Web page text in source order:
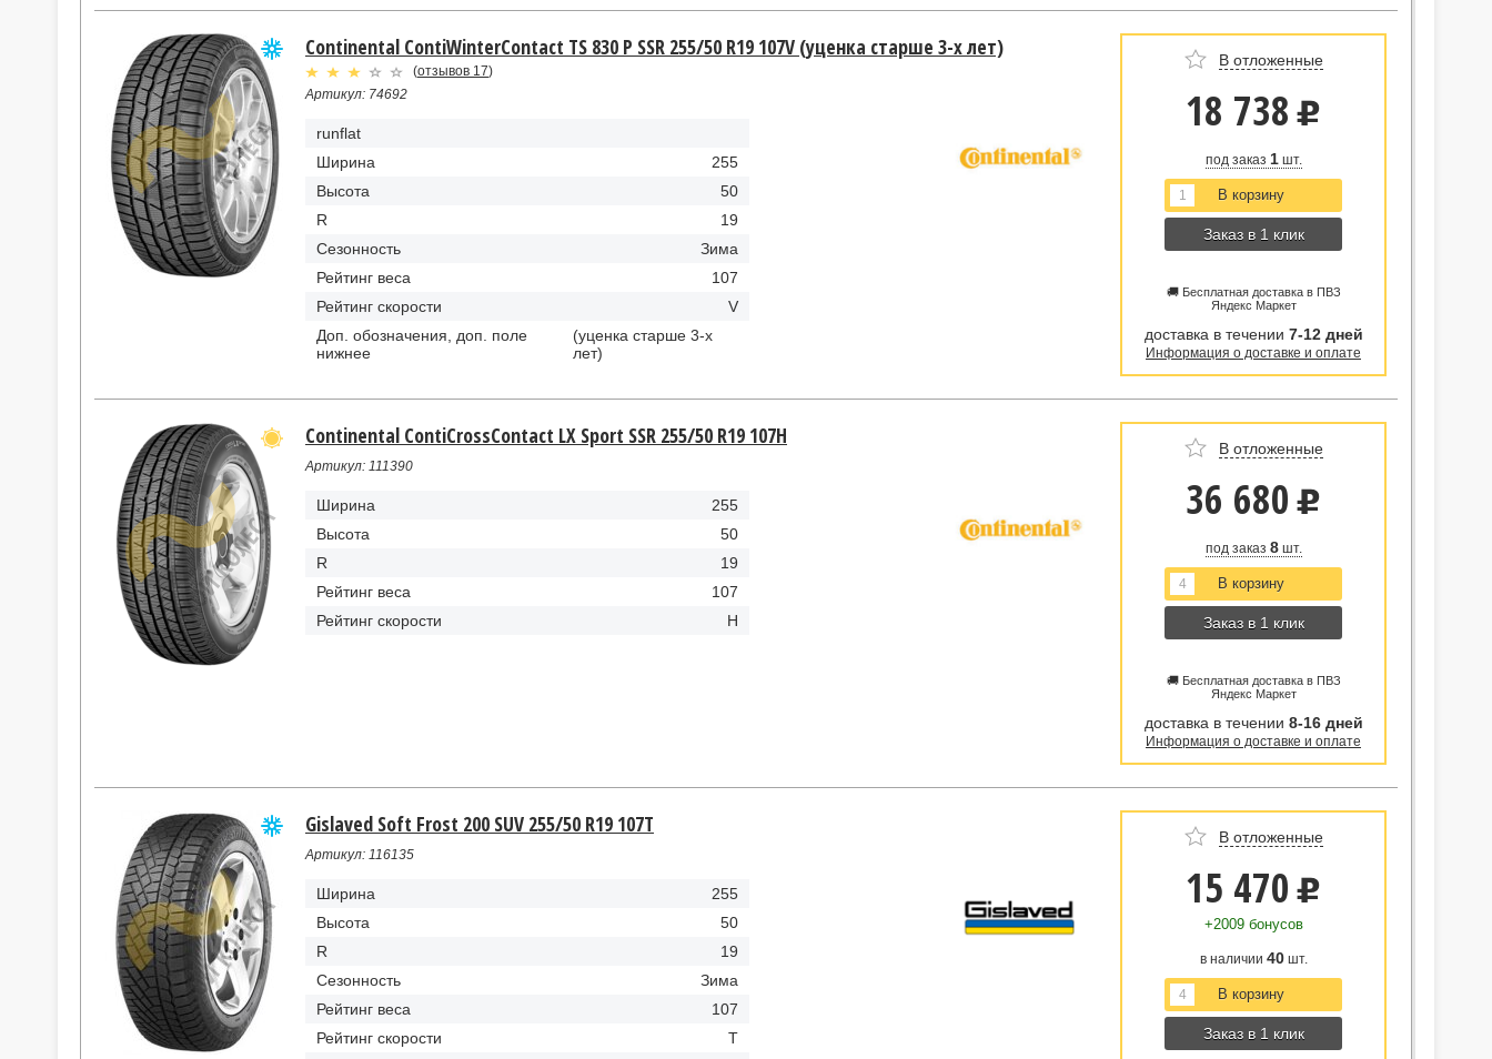
Continental ContiWinterContact TS 830 P SSR 255/50 R19 107V (уценка старше 3-х лет)
(отзывов 17)
Артикул: 74692
runflat
Ширина
255
Высота
50
R
19
Сезонность
Зима
Рейтинг веса
107
Рейтинг скорости
V
Доп. обозначения, доп. поле
нижнее
(уценка старше 3-х
лет)
В отложенные
18 738 u
под заказ 1шт.
Заказ в 1 клик
🚚 Бесплатная доставка в ПВЗ
Яндекс Маркет
доставка в течении 7-12 дней
Информация о доставке и оплате
Continental ContiCrossContact LX Sport SSR 255/50 R19 107H
Артикул: 111390
Ширина
255
Высота
50
R
19
Рейтинг веса
107
Рейтинг скорости
H
В отложенные
36 680 u
под заказ 8шт.
Заказ в 1 клик
🚚 Бесплатная доставка в ПВЗ
Яндекс Маркет
доставка в течении 8-16 дней
Информация о доставке и оплате
Gislaved Soft Frost 200 SUV 255/50 R19 107T
Артикул: 116135
Ширина
255
Высота
50
R
19
Сезонность
Зима
Рейтинг веса
107
Рейтинг скорости
T
В отложенные
15 470 u
+2009 бонусов
в наличии 40шт.
Заказ в 1 клик